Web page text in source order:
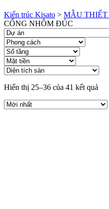
Kiến trúc Kisato > MẪU THIẾT
CỔNG NHÔM ĐÚC
Hiển thị 25–36 của 41 kết quả